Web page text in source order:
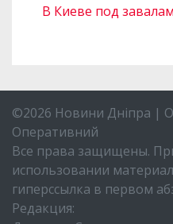
В Киеве под
©2026 Новини Дніпра |
Оперативний
Все права защищены.
использовании
гиперссылка в первом
Редакция: